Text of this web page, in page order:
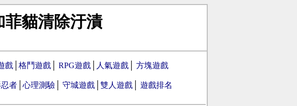
菲貓清除汙漬
戲 格鬥遊戲 RPG遊戲 人氣遊戲 方塊遊戲
者 心理測驗 守城遊戲 雙人遊戲 遊戲排名